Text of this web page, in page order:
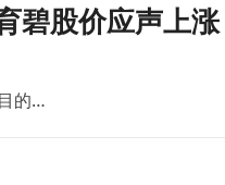
碧股价应声上涨
的…